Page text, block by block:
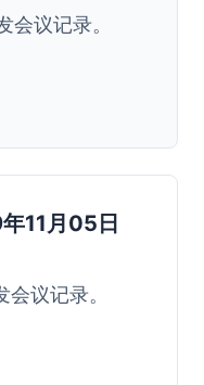
会议记录。
11月05日
议记录。